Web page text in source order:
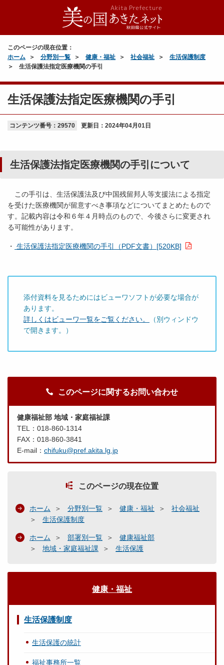
このページの現在位置：
ホーム
分野別一覧 健康・福祉 社会福祉
生活保護制度
生活保護法指定医療機関の手引
生活保護法指定医療機関の手引
コンテンツ番号：29570 更新日： 2024年04月01日
生活保護法指定医療機関の手引について
この手引は、生活保護法及び中国残留邦人等支援法による指定
を受けた医療機関が留意すべき事項などについてまとめたもので
す。記載内容は令和６年４月時点のもので、今後さらに変更され
る可能性があります。
・ 生活保護法指定医療機関の手引（PDF文書）[520KB]
添付資料を見るためにはビューワソフトが必要な場合が
あります。
詳しくはビューワ一覧をご覧ください。
（別ウィンドウ
で開きます。）
このページに関するお問い合わせ
健康福祉部 地域・家庭福祉課
TEL：018-860-1314
FAX：018-860-3841
E-mail： chifuku@pref.akita.lg.jp
このページの現在位置
ホーム 分野別一覧 健康・福祉
社会福祉
生活保護制度
ホーム 部署別一覧
健康福祉部
地域・家庭福祉課
生活保護
健康・福祉
生活保護制度
生活保護の統計
福祉事務所一覧